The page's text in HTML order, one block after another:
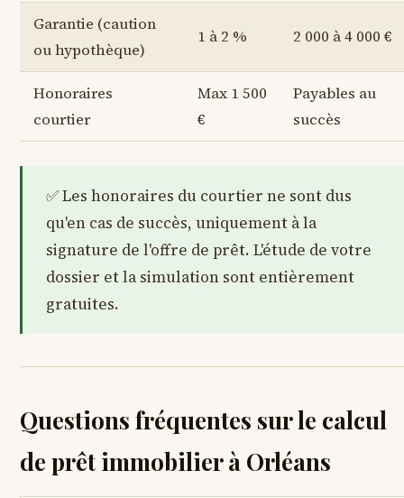
Garantie (caution
ou hypothèque)
1 à 2 % 2 000 à 4 000 €
Honoraires
courtier
Max 1 500
€
Payables au
succès
Les honoraires du courtier ne sont dus
qu'en cas de succès, uniquement à la
signature de l'offre de prêt. L'étude de votre
dossier et la simulation sont entièrement
gratuites.
Questions fréquentes sur le calcul
de prêt immobilier à Orléans